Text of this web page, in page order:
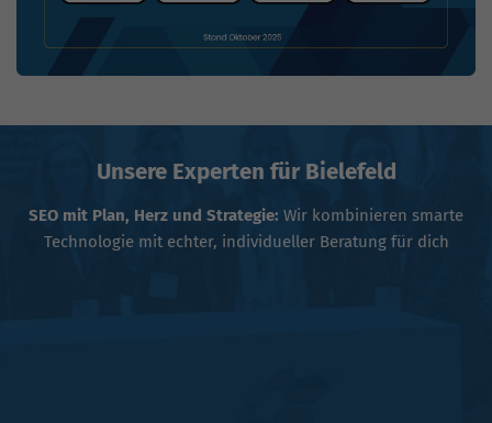
Unsere Experten für Bielefeld
SEO mit Plan, Herz und Strategie: Wir kombinieren smarte
Technologie mit echter, individueller Beratung für dich